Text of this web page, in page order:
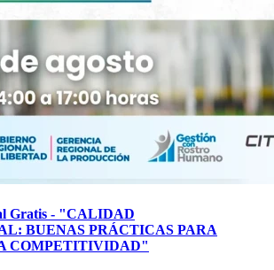
Gratis - "CALIDAD
BUENAS PRÁCTICAS PARA
COMPETITIVIDAD"